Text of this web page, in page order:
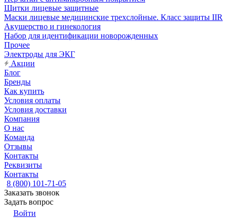
Щитки лицевые защитные
Маски лицевые медицинские трехслойные. Класс защиты IIR
Акушерство и гинекология
Набор для идентификации новорожденных
Прочее
Электроды для ЭКГ
Акции
Блог
Бренды
Как купить
Условия оплаты
Условия доставки
Компания
О нас
Команда
Отзывы
Контакты
Реквизиты
Контакты
8 (800) 101-71-05
Заказать звонок
Задать вопрос
Войти